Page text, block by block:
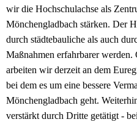
wir die Hochschulachse als
Mönchengladbach stärken. Der
durch städtebauliche als auch
Maßnahmen erfahrbarer
arbeiten wir derzeit an dem
bei dem es um eine bessere
Mönchengladbach geht.
verstärkt durch Dritte getätigt -